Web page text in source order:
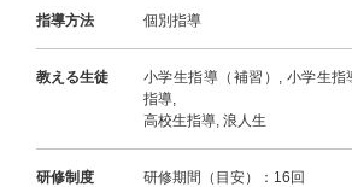
指導方法 個別指導
教える生徒
小学生指導（補習）, 小学生指
指導,
高校生指導, 浪人生
研修制度
研修期間（目安）：16回